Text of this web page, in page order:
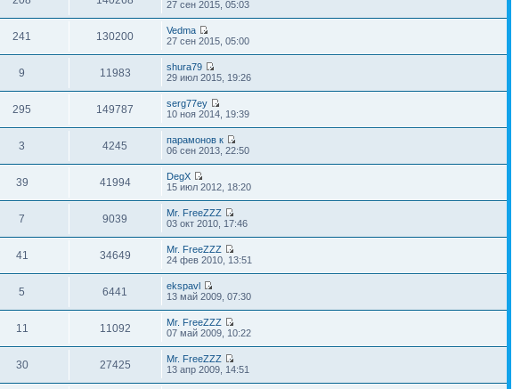
27 сен 2015, 05:03
241 130200
Vedma
27 сен 2015, 05:00
9 11983
shura79
29 июл 2015, 19:26
295 149787
serg77ey
10 ноя 2014, 19:39
3 4245
парамонов к
06 сен 2013, 22:50
39 41994
DegX
15 июл 2012, 18:20
7 9039
Mr. FreeZZZ
03 окт 2010, 17:46
41 34649
Mr. FreeZZZ
24 фев 2010, 13:51
5 6441
ekspavl
13 май 2009, 07:30
11 11092
Mr. FreeZZZ
07 май 2009, 10:22
30 27425
Mr. FreeZZZ
13 апр 2009, 14:51